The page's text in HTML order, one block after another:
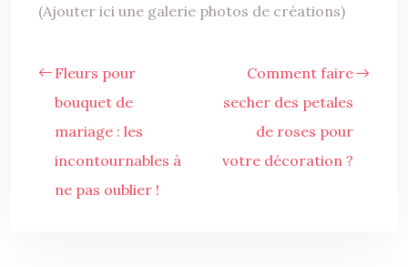
(Ajouter ici une galerie photos de créations)
Fleurs pour
bouquet de
mariage : les
incontournables à
ne pas oublier !
Comment faire
secher des petales
de roses pour
votre décoration ?